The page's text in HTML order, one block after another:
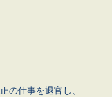
の仕事を退官し、